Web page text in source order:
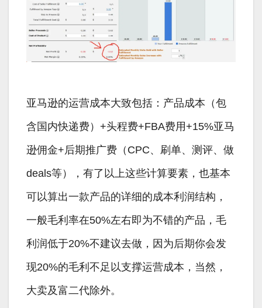
亚马逊的运营成本大致包括：产品成本（包
含国内快递费）+头程费+FBA费用+15%亚马
逊佣金+后期推广费（CPC、刷单、测评、做
deals等），有了以上这些计算要素，也基本
可以算出一款产品的详细的成本利润结构，
一般毛利率在50%左右即为不错的产品，毛
利润低于20%不建议去做，因为后期你会发
现20%的毛利不足以支撑运营成本，当然，
大卖及富二代除外。